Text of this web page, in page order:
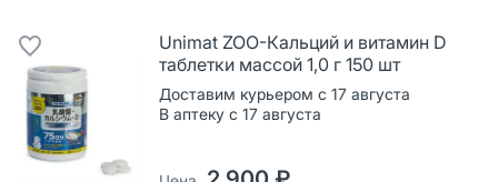
Unimat ZOO-Кальций и витамин D
таблетки массой 1,0 г 150 шт
Доставим курьером с 17 августа
В аптеку с 17 августа